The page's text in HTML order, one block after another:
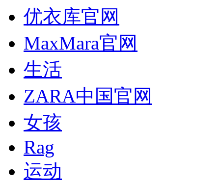
优衣库官网
MaxMara官网
生活
ZARA中国官网
女孩
Rag
运动